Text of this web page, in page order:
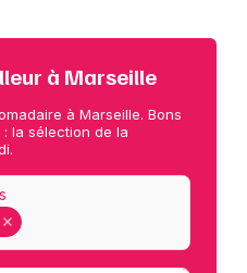
à Marseille
à Marseille. Bons
la sélection de la